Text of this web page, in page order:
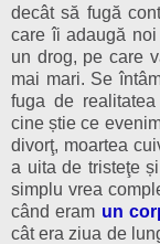
decât să fugă
care îi adaugă
un drog, pe care
mai mari. Se
fuga de
cine știe ce
divorţ, moartea
a uita de tristeţe
simplu vrea
când eram un
cât era ziua de